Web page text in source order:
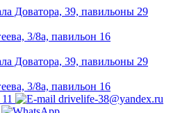
Доватора, 39, павильоны 29
3/8а, павильон 16
Доватора, 39, павильоны 29
3/8а, павильон 16
drivelife-38@yandex.ru